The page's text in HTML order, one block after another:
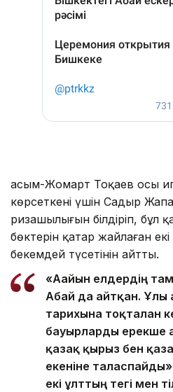
Қасым-Жомарт Тоқаев осы
көрсеткені үшін Садыр
ризашылығын білдіріп, бұл
бөктерін қатар жайлаған
бекемдей түсетінін айтты.
«Ағайын елдердің
Абай да айтқан. Ұлы
тарихына тоқталған
бауырларды ерекше
қазақ қырғыз бен
екеніне
екі ұлттың тегі мен